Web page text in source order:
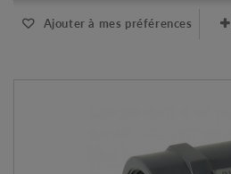
Ajouter à mes préférences